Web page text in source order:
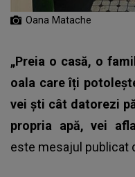
Oana Matache
„Preia o casă, o
oala care îți
vei ști cât datorezi
propria apă, vei
este mesajul publicat